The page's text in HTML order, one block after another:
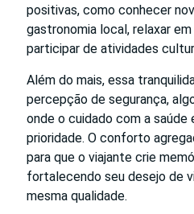
positivas, como conhecer
gastronomia local, relaxar
participar de atividades
Além do mais, essa
percepção de segurança,
onde o cuidado com a saúde
prioridade. O conforto
para que o viajante crie
fortalecendo seu desejo de
mesma qualidade.